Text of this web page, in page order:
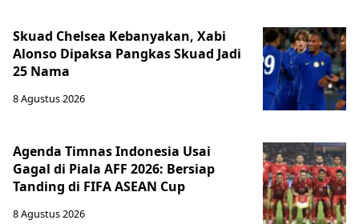
Skuad Chelsea Kebanyakan, Xabi
Alonso Dipaksa Pangkas Skuad Jadi
25 Nama
8 Agustus 2026
Agenda Timnas Indonesia Usai
Gagal di Piala AFF 2026: Bersiap
Tanding di FIFA ASEAN Cup
8 Agustus 2026